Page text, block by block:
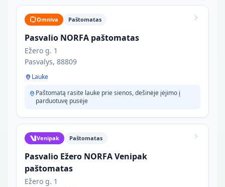
Omniva Paštomatas
Pasvalio NORFA paštomatas
Ežero g. 1
Pasvalys, 88809
Lauke
Paštomatą rasite lauke prie sienos, dešinėje įėjimo į
parduotuvę pusėje
Venipak Paštomatas
Pasvalio Ežero NORFA Venipak
paštomatas
Ežero g. 1